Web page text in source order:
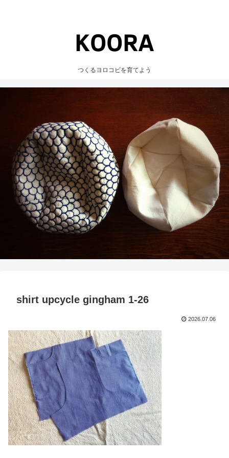
つくるヨロコビを育てよう
shirt upcycle gingham 1-26
2026.07.06